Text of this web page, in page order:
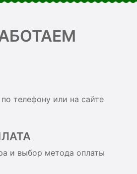
телефону или на сайте
и выбор метода оплаты